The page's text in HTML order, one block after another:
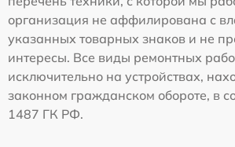
организация не аффилирована с
указанных товарных знаков и не
интересы. Все виды ремонтных
исключительно на устройствах,
законном гражданском обороте, в
1487 ГК РФ.